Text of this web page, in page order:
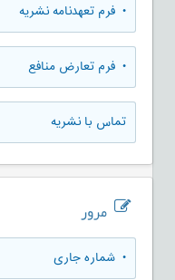
• فرم تعهدنامه نشریه
• فرم تعارض منافع
تماس با نشریه
مرور
• شماره جاری